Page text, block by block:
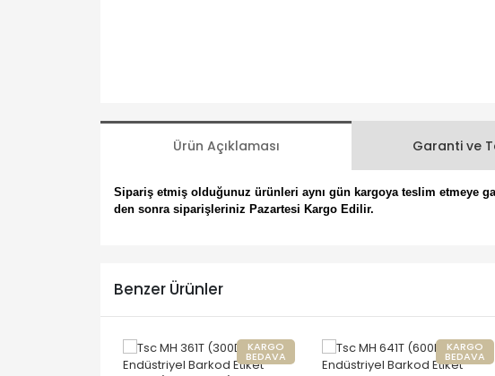
Ürün Açıklaması Garanti ve
Sipariş etmiş olduğunuz ürünleri aynı gün kargoya teslim etmeye
den sonra siparişleriniz Pazartesi Kargo Edilir.
Benzer Ürünler
KARGO
BEDAVA
KARGO
BEDAVA